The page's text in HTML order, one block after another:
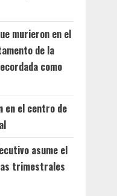
murieron en el
de la
como
en el centro de
asume el
trimestrales